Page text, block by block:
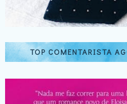
TOP COMENTARISTA